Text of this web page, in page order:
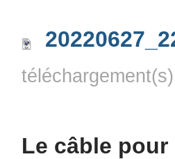
téléchargement(s)
Le câble